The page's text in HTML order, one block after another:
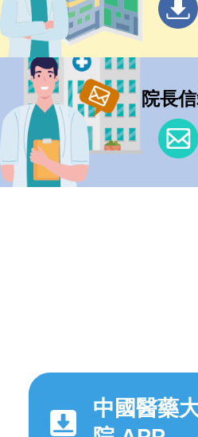
院長
中國醫藥